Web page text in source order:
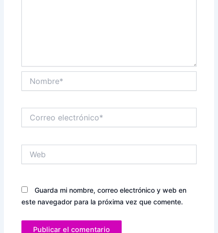
electrónico*
Guarda mi nombre, correo electrónico y web en
este navegador para la próxima vez que comente.